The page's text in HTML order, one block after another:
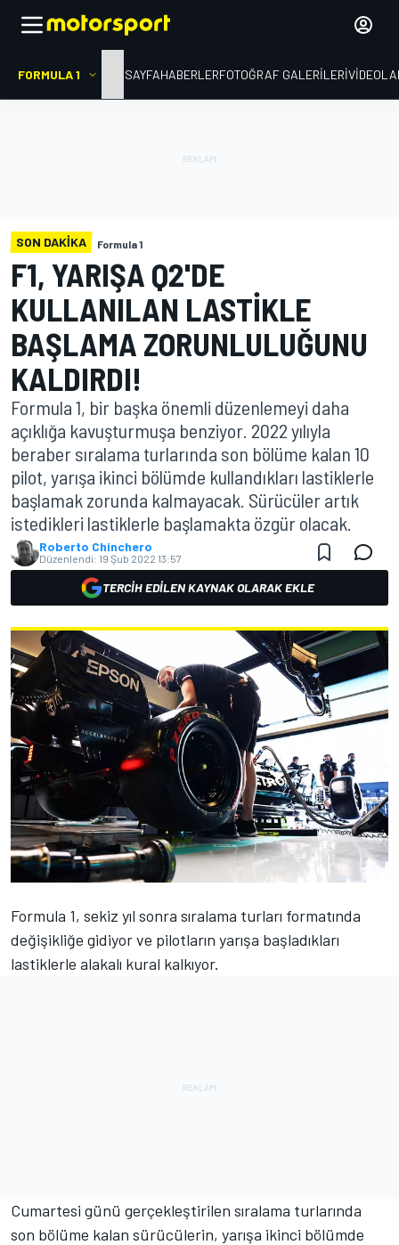
FORMULA 1 ANA SAYFAHABERLERFOTOĞRAF GALERILERI
SON DAKIKA Formula 1
F1, YARIŞA Q2'DE
KULLANILAN LASTIKLE
BAŞLAMA ZORUNLULUĞUNU
KALDIRDI!
Formula 1, bir başka önemli düzenlemeyi daha
açıklığa kavuşturmuşa benziyor. 2022 yılıyla
beraber sıralama turlarında son bölüme kalan 10
pilot, yarışa ikinci bölümde kullandıkları lastiklerle
başlamak zorunda kalmayacak. Sürücüler artık
istedikleri lastiklerle başlamakta özgür olacak.
Roberto Chinchero
Düzenlendi: 19 Şub 2022 13:57
TERCIH EDILEN KAYNAK OLARAK EKLE
Formula 1, sekiz yıl sonra sıralama turları formatında
değişikliğe gidiyor ve pilotların yarışa başladıkları
lastiklerle alakalı kural kalkıyor.
Cumartesi günü gerçekleştirilen sıralama turlarında
son bölüme kalan sürücülerin, yarışa ikinci bölümde